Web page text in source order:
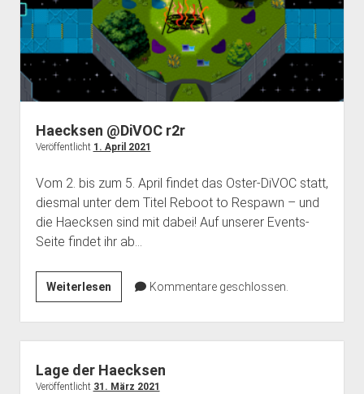
Haecksen @DiVOC r2r
Veröffentlicht 1. April 2021
Vom 2. bis zum 5. April findet das Oster-DiVOC statt,
diesmal unter dem Titel Reboot to Respawn – und
die Haecksen sind mit dabei! Auf unserer Events-
Seite findet ihr ab…
WeiterlesenHaecksen
@DiVOC
r2r
Kommentare geschlossen.
Lage der Haecksen
Veröffentlicht 31. März 2021